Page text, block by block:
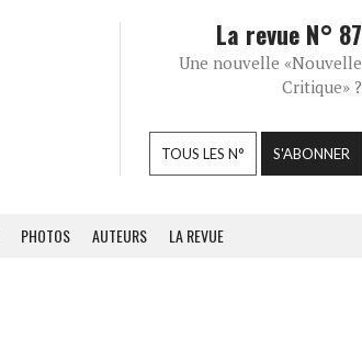
La revue N° 87
Une nouvelle «Nouvelle
Critique» ?
TOUS LES N° S'ABONNER
PHOTOS AUTEURS LA REVUE